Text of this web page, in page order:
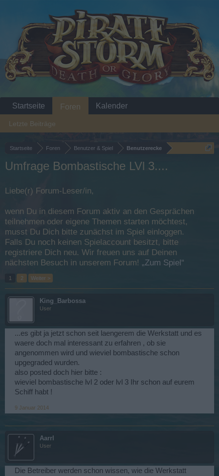
Startseite Foren Benutzer & Spiel Benutzerecke
Umfrage Bombastische LVl 3....
Liebe(r) Forum-Leser/in,
wenn Du in diesem Forum aktiv an den Gesprächen
teilnehmen oder eigene Themen starten möchtest,
musst Du Dich bitte zunächst im Spiel einloggen.
Falls Du noch keinen Spielaccount besitzt, bitte
registriere Dich neu. Wir freuen uns auf Deinen
nächsten Besuch in unserem Forum! „Zum Spiel“
1 2 Weiter >
King_Barbossa
User
...es gibt ja jetzt schon seit laengerem die Werkstatt und es
waere doch mal interessant zu erfahren , ob sie
angenommen wird und wieviel bombastische schon
upgegraded wurden.
also posted doch hier bitte :
wieviel bombastische lvl 2 oder lvl 3 Ihr schon auf eurem
Schiff habt !
9 Januar 2014
Aarrl
User
Die Betreiber werden schon wissen, wie die Werkstatt
Startseite Foren
Letzte Beiträge
Kalender